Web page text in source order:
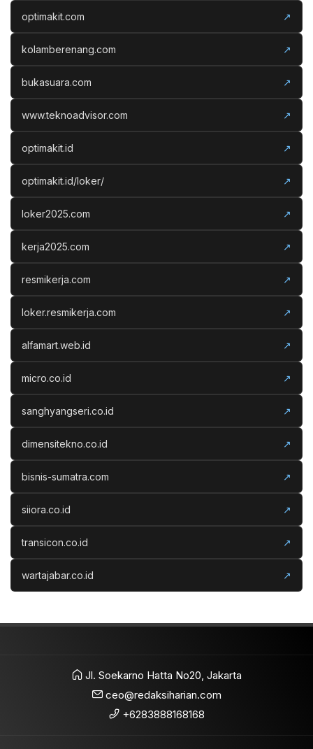
optimakit.com ↗
kolamberenang.com ↗
bukasuara.com ↗
www.teknoadvisor.com ↗
optimakit.id ↗
optimakit.id/loker/ ↗
loker2025.com ↗
kerja2025.com ↗
resmikerja.com ↗
loker.resmikerja.com ↗
alfamart.web.id ↗
micro.co.id ↗
sanghyangseri.co.id ↗
dimensitekno.co.id ↗
bisnis-sumatra.com ↗
siiora.co.id ↗
transicon.co.id ↗
wartajabar.co.id ↗
Jl. Soekarno Hatta No20, Jakarta
ceo@redaksiharian.com
+6283888168168